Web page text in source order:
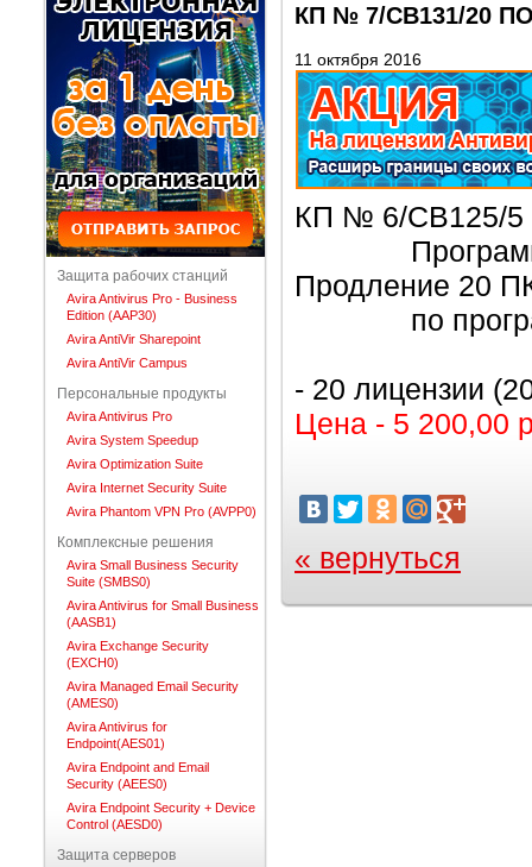
Защита рабочих станций
Avira Antivirus Pro - Business
Edition (AAP30)
Avira AntiVir Sharepoint
Avira AntiVir Campus
Персональные продукты
Avira Antivirus Pro
Avira System Speedup
Avira Optimization Suite
Avira Internet Security Suite
Avira Phantom VPN Pro (AVPP0)
Комплексные решения
Avira Small Business Security
Suite (SMBS0)
Avira Antivirus for Small Business
(AASB1)
Avira Exchange Security
(EXCH0)
Avira Managed Email Security
(AMES0)
Avira Antivirus for
Endpoint(AES01)
Avira Endpoint and Email
Security (AEES0)
Avira Endpoint Security + Device
Control (AESD0)
Защита серверов
КП № 7/СВ131/20
11 октября 2016
КП № 6/СВ125/5
Продление 20
по
- 20 лицензии
Цена - 5 200,00
« вернуться